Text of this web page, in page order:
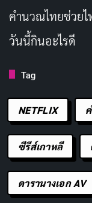
ปราศจากแอลกอฮ
แต่ละบุคคล ควรท
เนื้อครีมบางเบา
ตอนเช้าและก่อนน
เยาว์
ครีมลดรอยสิว โทเ
สำหรับผู้ที่มีปัญหา
คํานวณไทยช่วย
วันนี้กินอะไรดี
Tag
NETFLIX
ซีรีส์เกาหลี
ดารานางเอก AV